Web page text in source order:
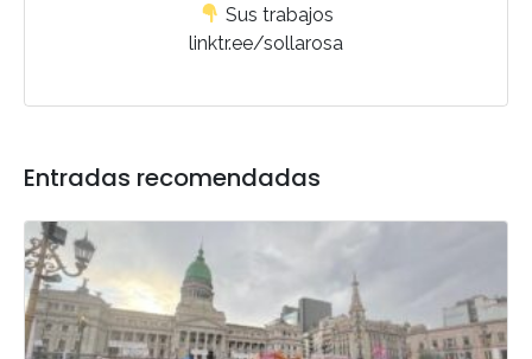
Sus trabajos
linktr.ee/sollarosa
Entradas recomendadas